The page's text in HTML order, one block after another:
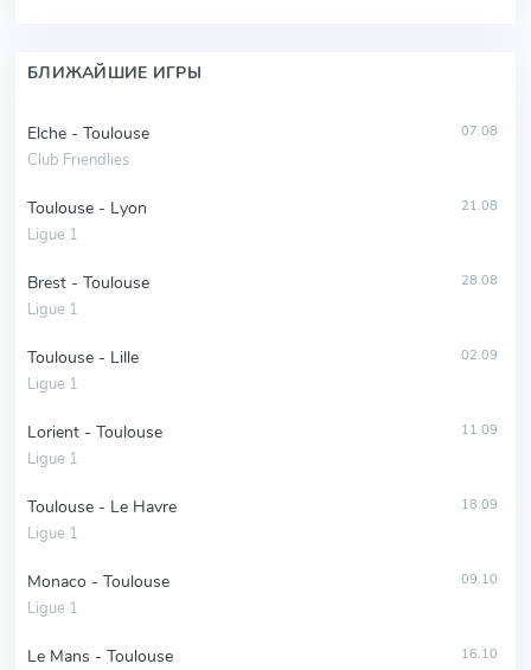
БЛИЖАЙШИЕ ИГРЫ
Elche - Toulouse
Club Friendlies
07.08
Toulouse - Lyon
Ligue 1
21.08
Brest - Toulouse
Ligue 1
28.08
Toulouse - Lille
Ligue 1
02.09
Lorient - Toulouse
Ligue 1
11.09
Toulouse - Le Havre
Ligue 1
18.09
Monaco - Toulouse
Ligue 1
09.10
Le Mans - Toulouse 16.10